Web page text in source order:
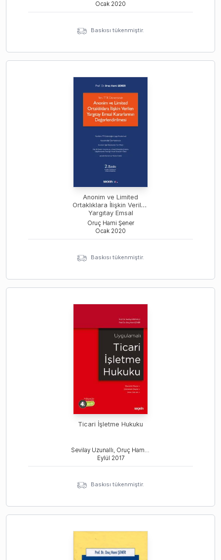
Ocak 2020
Baskısı tükenmiştir.
Anonim ve Limited
Ortaklıklara İlişkin Verilen
Yargıtay Emsal
Kararlarının
Değerlendirilmesi
Oruç Hami Şener
Ocak 2020
Baskısı tükenmiştir.
Ticari İşletme Hukuku
Sevilay Uzunallı, Oruç Hami Şener
Eylül 2017
Baskısı tükenmiştir.